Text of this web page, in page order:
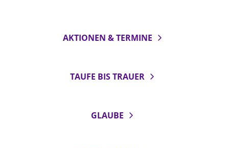
AKTIONEN & TERMINE
TAUFE BIS TRAUER
GLAUBE